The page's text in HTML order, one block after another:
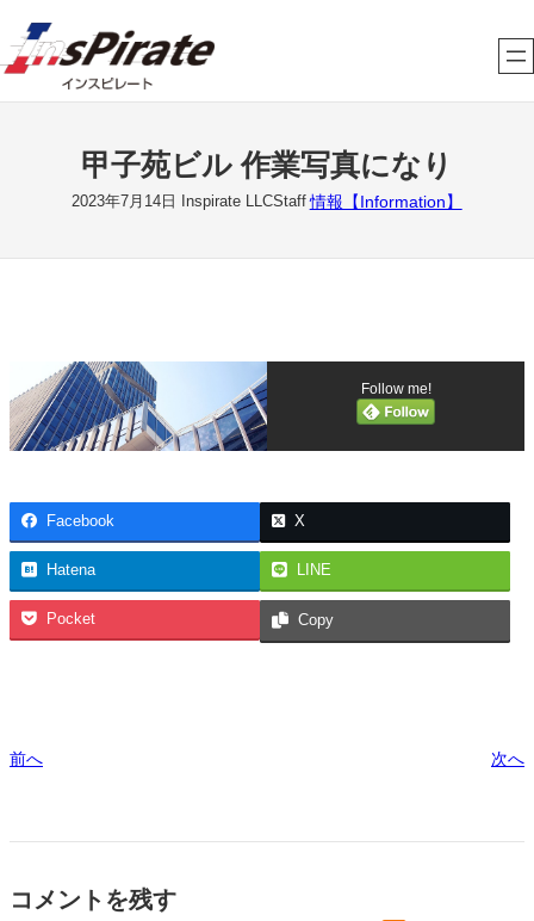
容
を
甲子苑ビル 作業写真になり
2023年7月14日 Inspirate LLCStaff 情報【Information】
Follow me!
Facebook X
Hatena LINE
Pocket Copy
前へ 次へ
コメントを残す